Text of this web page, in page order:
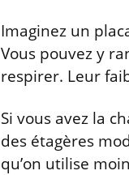
Imaginez un
Vous pouvez y
respirer. Leur
Si vous avez la
des étagères
qu’on utilise